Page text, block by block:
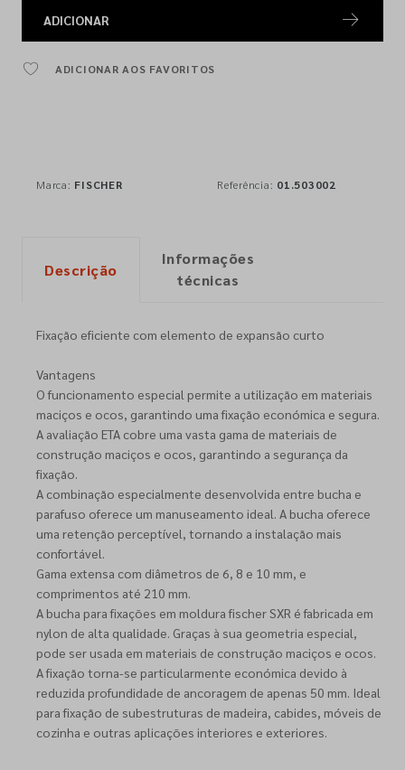
ADICIONAR
ADICIONAR AOS FAVORITOS
Marca: FISCHER Referência: 01.503002
Descrição
Informações
técnicas
Fixação eficiente com elemento de expansão curto
Vantagens
O funcionamento especial permite a utilização em materiais
maciços e ocos, garantindo uma fixação económica e segura.
A avaliação ETA cobre uma vasta gama de materiais de
construção maciços e ocos, garantindo a segurança da
fixação.
A combinação especialmente desenvolvida entre bucha e
parafuso oferece um manuseamento ideal. A bucha oferece
uma retenção perceptível, tornando a instalação mais
confortável.
Gama extensa com diâmetros de 6, 8 e 10 mm, e
comprimentos até 210 mm.
A bucha para fixações em moldura fischer SXR é fabricada em
nylon de alta qualidade. Graças à sua geometria especial,
pode ser usada em materiais de construção maciços e ocos.
A fixação torna-se particularmente económica devido à
reduzida profundidade de ancoragem de apenas 50 mm. Ideal
para fixação de subestruturas de madeira, cabides, móveis de
cozinha e outras aplicações interiores e exteriores.